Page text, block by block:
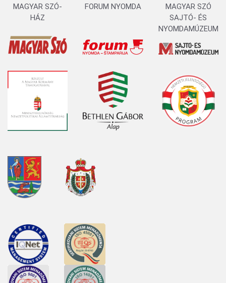
MAGYAR SZÓ-
HÁZ
FORUM NYOMDA
MAGYAR SZÓ
SAJTÓ- ÉS
NYOMDAMÚZEUM